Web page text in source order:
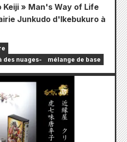
Keiji » Man's Way of Life
Junkudo d'Ikebukuro à
des nuages-
mélange de base